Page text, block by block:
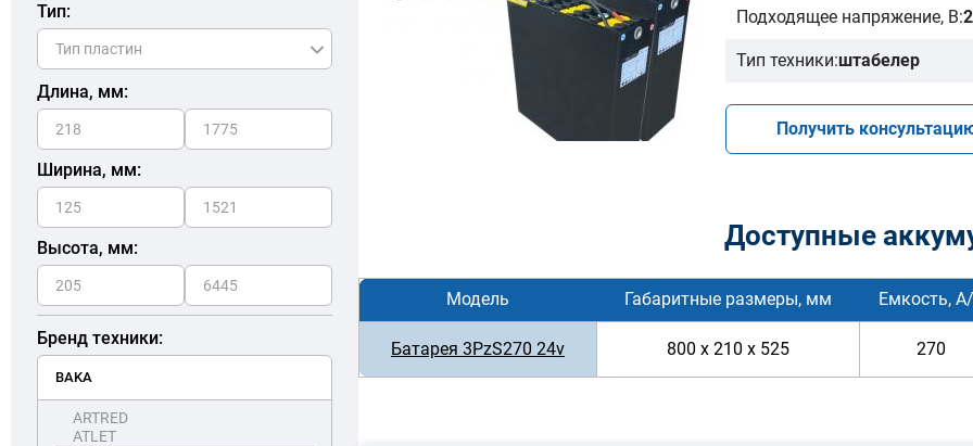
Тип:
Длина, мм:
Ширина, мм:
Высота, мм:
Бренд техники:
Подходящее напряжение, В:
Тип техники:штабелер
Получить
Доступные
Модель Габаритные размеры, мм Емкость,
Батарея 3PzS270 24v 800 x 210 x 525 270